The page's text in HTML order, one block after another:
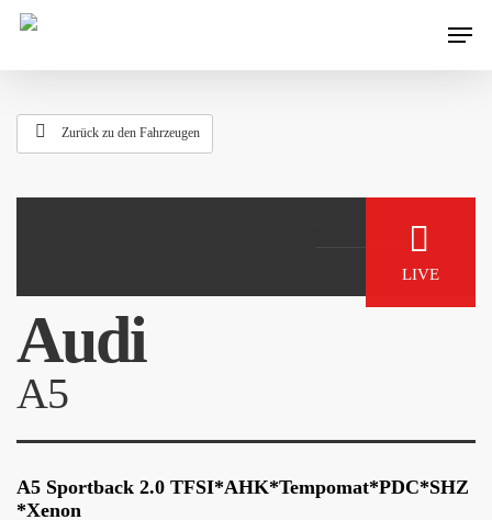
Zurück zu den Fahrzeugen
LIVE
Audi
A5
A5 Sportback 2.0 TFSI*AHK*Tempomat*PDC*SHZ
*Xenon